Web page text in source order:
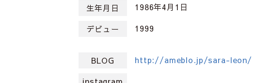
生年月日 1986年4月1日
デビュー 1999
BLOG http://ameblo.jp/sara-leon/